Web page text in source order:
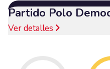
Partido Polo
Ver detalles